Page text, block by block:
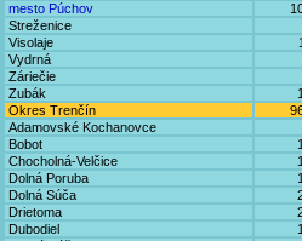
mesto Púchov
Streženice
Visolaje
Vydrná
Záriečie
Zubák
Okres Trenčín
Adamovské Kochanovce
Bobot
Chocholná-Velčice
Dolná Poruba
Dolná Súča
Drietoma
Dubodiel